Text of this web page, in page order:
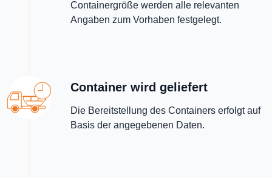
Containergröße werden alle relevanten
Angaben zum Vorhaben festgelegt.
Container wird geliefert
Die Bereitstellung des Containers erfolgt auf
Basis der angegebenen Daten.